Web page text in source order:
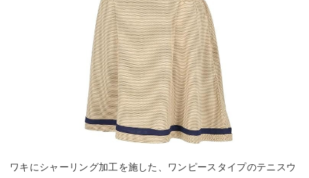
ワキにシャーリング加工を施した、ワンピースタイプのテニスウ